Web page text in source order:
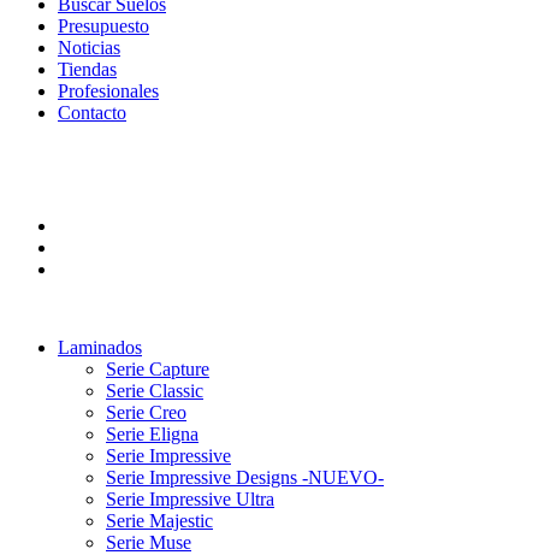
Buscar Suelos
Presupuesto
Noticias
Tiendas
Profesionales
Contacto
Laminados
Serie Capture
Serie Classic
Serie Creo
Serie Eligna
Serie Impressive
Serie Impressive Designs -NUEVO-
Serie Impressive Ultra
Serie Majestic
Serie Muse